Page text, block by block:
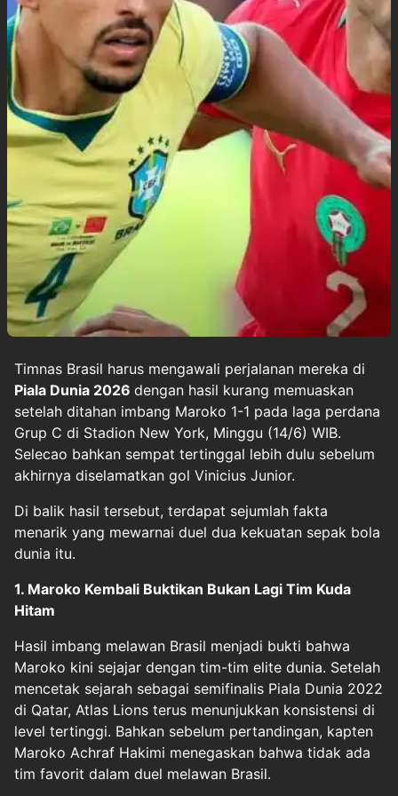
Timnas Brasil harus mengawali perjalanan mereka di
Piala Dunia 2026 dengan hasil kurang memuaskan
setelah ditahan imbang Maroko 1-1 pada laga perdana
Grup C di Stadion New York, Minggu (14/6) WIB.
Selecao bahkan sempat tertinggal lebih dulu sebelum
akhirnya diselamatkan gol Vinicius Junior.
Di balik hasil tersebut, terdapat sejumlah fakta
menarik yang mewarnai duel dua kekuatan sepak bola
dunia itu.
1. Maroko Kembali Buktikan Bukan Lagi Tim Kuda
Hitam
Hasil imbang melawan Brasil menjadi bukti bahwa
Maroko kini sejajar dengan tim-tim elite dunia. Setelah
mencetak sejarah sebagai semifinalis Piala Dunia 2022
di Qatar, Atlas Lions terus menunjukkan konsistensi di
level tertinggi. Bahkan sebelum pertandingan, kapten
Maroko Achraf Hakimi menegaskan bahwa tidak ada
tim favorit dalam duel melawan Brasil.